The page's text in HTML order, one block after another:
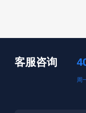
客服咨询
周